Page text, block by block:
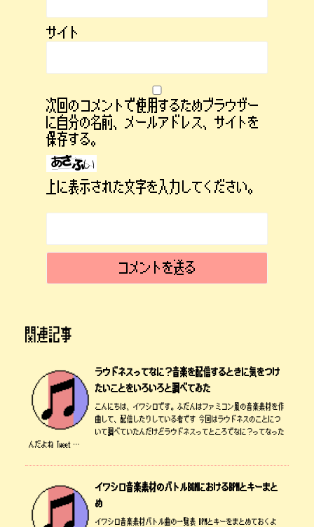
サイト
次回のコメントで使用するためブラウザー
に自分の名前、メールアドレス、サイトを
保存する。
上に表示された文字を入力してください。
関連記事
ラウドネスってなに？音楽を配信するときに気をつけ
たいことをいろいろと調べてみた
こんにちは、イワシロです。ふだんはファミコン風の音楽素材を作
曲して、配信したりしている者です 今回はラウドネスのことにつ
いて調べていたんだけどラウドネスってところでなに？ってなった
んだよね Tweet …
イワシロ音楽素材のバトルBGMにおけるBPMとキーまと
め
イワシロ音楽素材バトル曲の一覧表 BPMとキーをまとめておくよ